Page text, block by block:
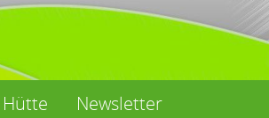
Hütte Newsletter